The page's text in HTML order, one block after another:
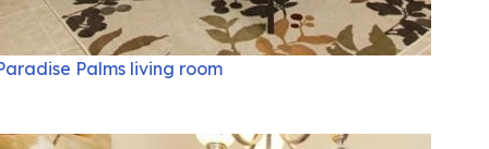
Palms living room